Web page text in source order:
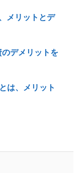
メリットとデ
デメリットを
は、メリット